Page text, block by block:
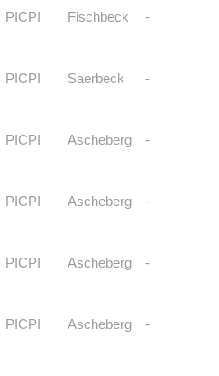
PICPI Fischbeck -
PICPI Saerbeck -
PICPI Ascheberg -
PICPI Ascheberg -
PICPI Ascheberg -
PICPI Ascheberg -